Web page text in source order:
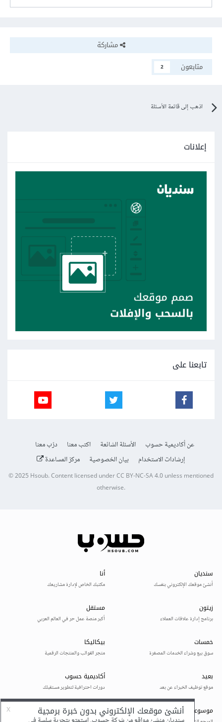
مشاركة
متابعون
2
اذهب إلى قائمة الأسئلة
إعلانات
تابعنا على
عن أكاديمية حسوب الأسئلة الشائعة اكتب معنا
درّب معنا
إرشادات الاستخدام
بيان الخصوصية مركز المساعدة
© 2025Hsoub.Content licensed underCC BY-NC-SA 4.0unless mentioned
otherwise.